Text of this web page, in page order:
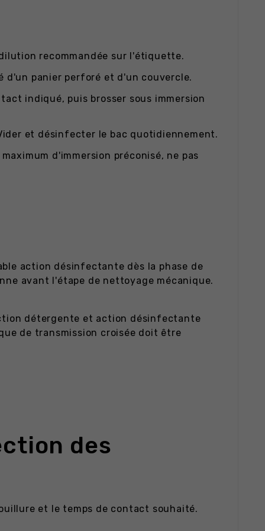
recommandée sur l'étiquette.
d'un panier perforé et d'un couvercle.
indiqué, puis brosser sous immersion
et désinfecter le bac quotidiennement.
d'immersion préconisé, ne pas
action désinfectante dès la phase de
avant l'étape de nettoyage mécanique.
détergente et action désinfectante
de transmission croisée doit être
des
et le temps de contact souhaité.